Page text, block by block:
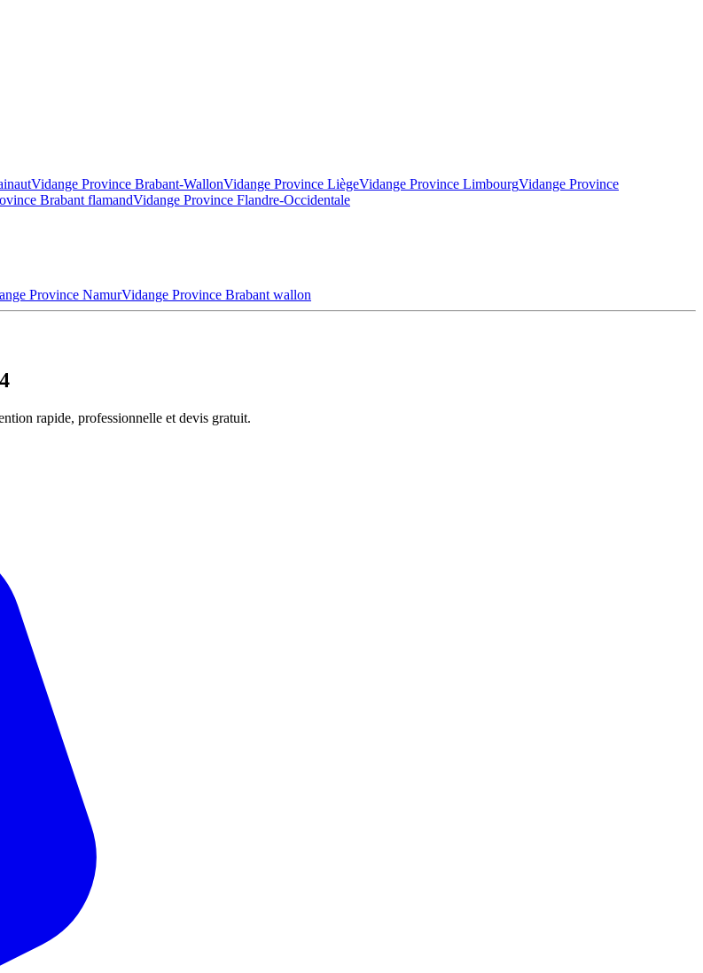
Vidange Province Brabant-WallonVidange Province LiègeVidange Province LimbourgVidange Province
Brabant flamandVidange Province Flandre-Occidentale
Province NamurVidange Province Brabant wallon
rapide, professionnelle et devis gratuit.